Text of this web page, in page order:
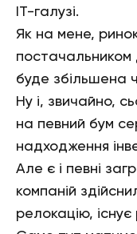
ІТ-галузі.
Як на мене,
постачальником
буде збільшена
Ну і, звичайно,
на певний бум
надходження
Але є і певні
компаній
релокацію,